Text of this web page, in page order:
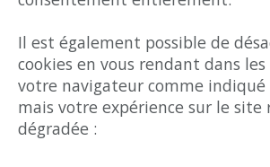
Il est également possible de
cookies en vous rendant dans
votre navigateur comme indiqué
mais votre expérience sur le site
dégradée :